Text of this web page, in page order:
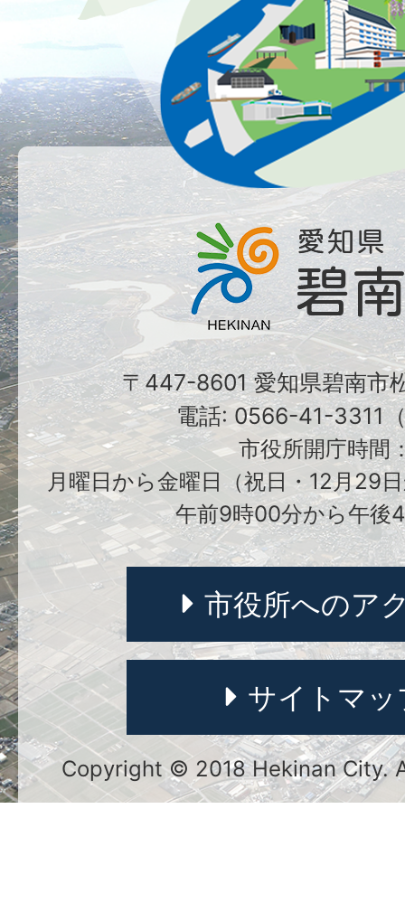
〒447-8601 愛知県碧南市
電話: 0566-41-3311
市役所開庁時間
月曜日から金曜日（祝日・12月29
午前9時00分から午後
市役所へのア
サイトマッ
Copyright © 2018 Hekinan City.